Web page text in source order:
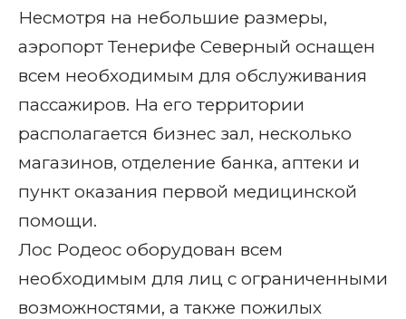
Несмотря на небольшие размеры,
аэропорт Тенерифе Северный оснащен
всем необходимым для обслуживания
пассажиров. На его территории
располагается бизнес зал, несколько
магазинов, отделение банка, аптеки и
пункт оказания первой медицинской
помощи.
Лос Родеос оборудован всем
необходимым для лиц с ограниченными
возможностями, а также пожилых